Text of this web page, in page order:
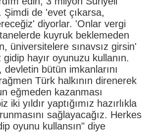
Şimdi de 'evet çıkarsa,
diyorlar. 'Onlar vergi
kuyruk beklemeden
üniversitelere sınavsız girsin'
gidip hayır oyunuzu kullanın.
devletin bütün imkanlarını
Türk halkının direnerek
eğmeden kazanması
iki yıldır yaptığımız hazırlıkla
sağlayacağız. Herkes
oyunu kullansın" diye